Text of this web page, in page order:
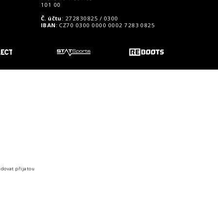
101 00
Č. účtu : 272830825 / 0300
IBAN : CZ70 0300 0000 0002 7283 0825
přijatou